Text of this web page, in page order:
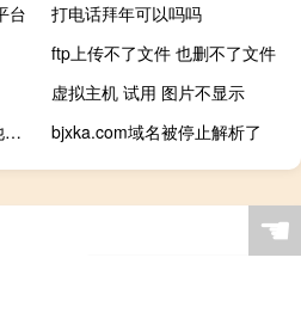
台
打电话拜年可以吗吗
ftp上传不了文件 也删不了文件
虚拟主机 试用 图片不显示
检出不符相关的备案号-其他问题
bjxka.com域名被停止解析了
☚